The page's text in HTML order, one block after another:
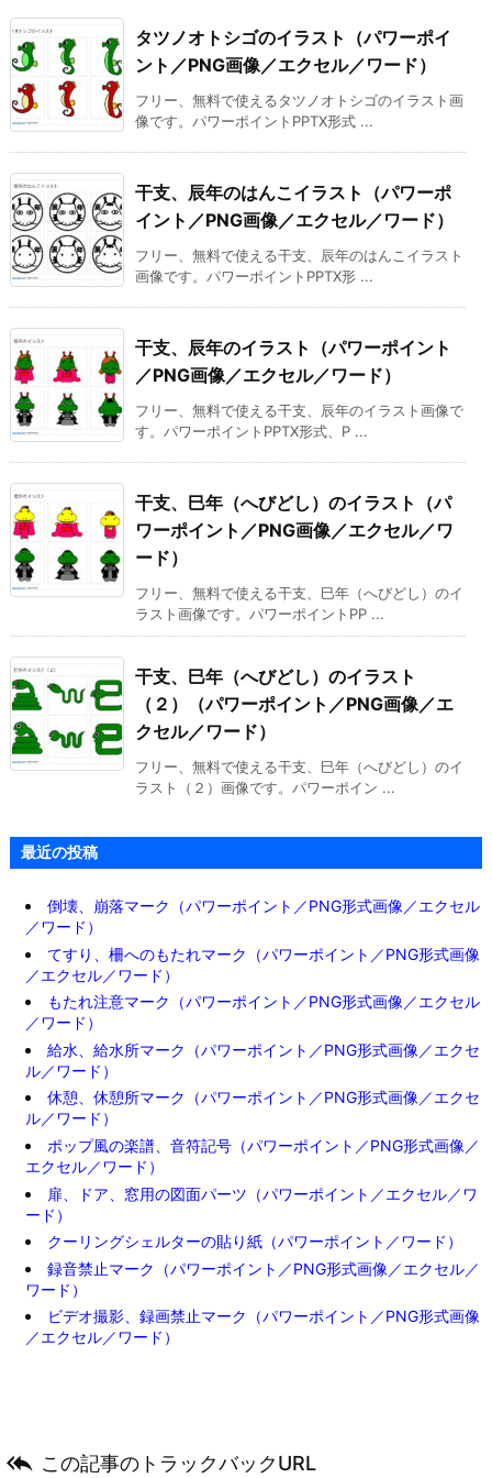
タツノオトシゴのイラスト（パワーポイ
ント／PNG画像／エクセル／ワード）
フリー、無料で使えるタツノオトシゴのイラスト画
像です。パワーポイントPPTX形式 ...
干支、辰年のはんこイラスト（パワーポ
イント／PNG画像／エクセル／ワード）
フリー、無料で使える干支、辰年のはんこイラスト
画像です。パワーポイントPPTX形 ...
干支、辰年のイラスト（パワーポイント
／PNG画像／エクセル／ワード）
フリー、無料で使える干支、辰年のイラスト画像で
す。パワーポイントPPTX形式、P ...
干支、巳年（へびどし）のイラスト（パ
ワーポイント／PNG画像／エクセル／ワ
ード）
フリー、無料で使える干支、巳年（へびどし）のイ
ラスト画像です。パワーポイントPP ...
干支、巳年（へびどし）のイラスト
（２）（パワーポイント／PNG画像／エ
クセル／ワード）
フリー、無料で使える干支、巳年（へびどし）のイ
ラスト（２）画像です。パワーポイン ...
最近の投稿
倒壊、崩落マーク（パワーポイント／PNG形式画像／エクセル
／ワード）
てすり、柵へのもたれマーク（パワーポイント／PNG形式画像
／エクセル／ワード）
もたれ注意マーク（パワーポイント／PNG形式画像／エクセル
／ワード）
給水、給水所マーク（パワーポイント／PNG形式画像／エクセ
ル／ワード）
休憩、休憩所マーク（パワーポイント／PNG形式画像／エクセ
ル／ワード）
ポップ風の楽譜、音符記号（パワーポイント／PNG形式画像／
エクセル／ワード）
扉、ドア、窓用の図面パーツ（パワーポイント／エクセル／ワ
ード）
クーリングシェルターの貼り紙（パワーポイント／ワード）
録音禁止マーク（パワーポイント／PNG形式画像／エクセル／
ワード）
ビデオ撮影、録画禁止マーク（パワーポイント／PNG形式画像
／エクセル／ワード）
 この記事のトラックバックURL